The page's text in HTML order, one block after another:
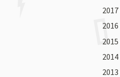
2017
2016
2015
2014
2013